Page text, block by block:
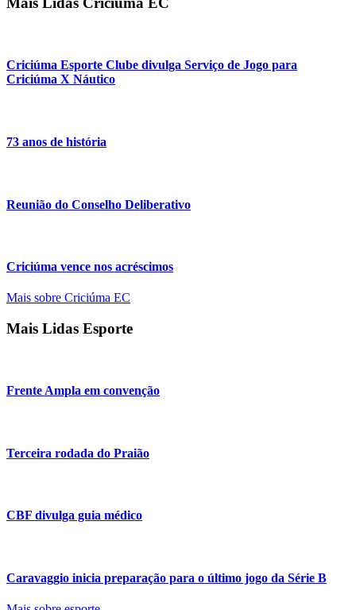
Criciúma Esporte Clube divulga Serviço de Jogo para
Criciúma X Náutico
73 anos de história
Reunião do Conselho Deliberativo
Criciúma vence nos acréscimos
Mais sobre Criciúma EC
Mais Lidas Esporte
Frente Ampla em convenção
Terceira rodada do Praião
CBF divulga guia médico
Caravaggio inicia preparação para o último jogo da Série B